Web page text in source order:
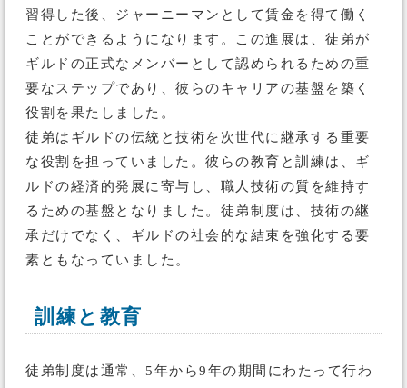
習得した後、ジャーニーマンとして賃金を得て働く
ことができるようになります。この進展は、徒弟が
ギルドの正式なメンバーとして認められるための重
要なステップであり、彼らのキャリアの基盤を築く
役割を果たしました。
徒弟はギルドの伝統と技術を次世代に継承する重要
な役割を担っていました。彼らの教育と訓練は、ギ
ルドの経済的発展に寄与し、職人技術の質を維持す
るための基盤となりました。徒弟制度は、技術の継
承だけでなく、ギルドの社会的な結束を強化する要
素ともなっていました。
訓練と教育
徒弟制度は通常、5年から9年の期間にわたって行わ